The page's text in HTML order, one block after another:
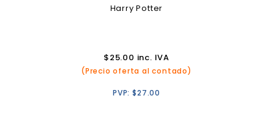
Harry Potter
$25.00 inc. IVA
(Precio oferta al contado)
PVP:$27.00